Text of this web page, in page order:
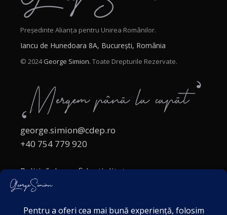
Președinte Alianța pentru Unirea Românilor.
Iancu de Hunedoara 8A, București, România
© 2024George Simion. Toate Drepturile Rezervate.
george.simion@cdep.ro
+40 754 779 920
Politică de confidențialitate
Politica cookies
Acordul de markting